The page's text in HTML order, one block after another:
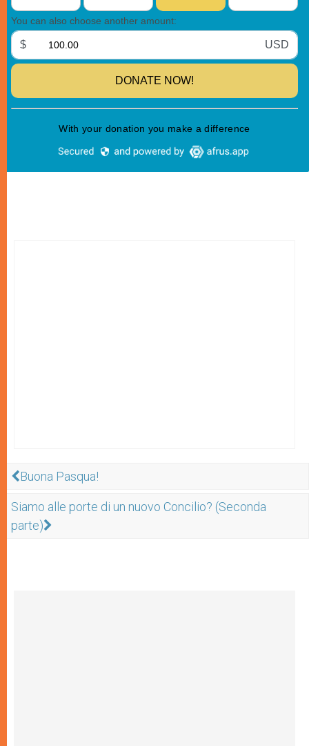
Buona Pasqua!
Siamo alle porte di un nuovo Concilio? (Seconda
parte)